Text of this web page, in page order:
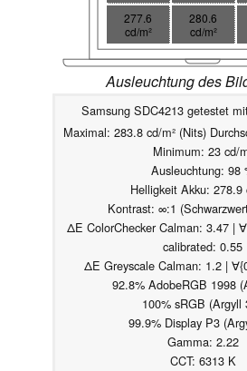
277.6
cd/m²
280.6
cd/m²
Ausleuchtung des
Samsung SDC4213 getestet
Maximal: 283.8 cd/m² (Nits)
Minimum: 23 cd/
Ausleuchtung: 98
Helligkeit Akku: 278.9
Kontrast: ∞:1
ΔE ColorChecker Calman: 3.47 |
calibrated: 0.55
ΔE Greyscale Calman: 1.2 |
92.8% AdobeRGB 1998
100% sRGB (Argyll
99.9% Display P3
Gamma: 2.22
CCT: 6313 K